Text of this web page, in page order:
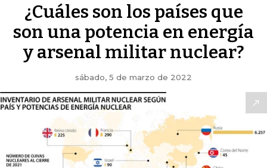
¿Cuáles son los países que
son una potencia en energía
y arsenal militar nuclear?
sábado, 5 de marzo de 2022